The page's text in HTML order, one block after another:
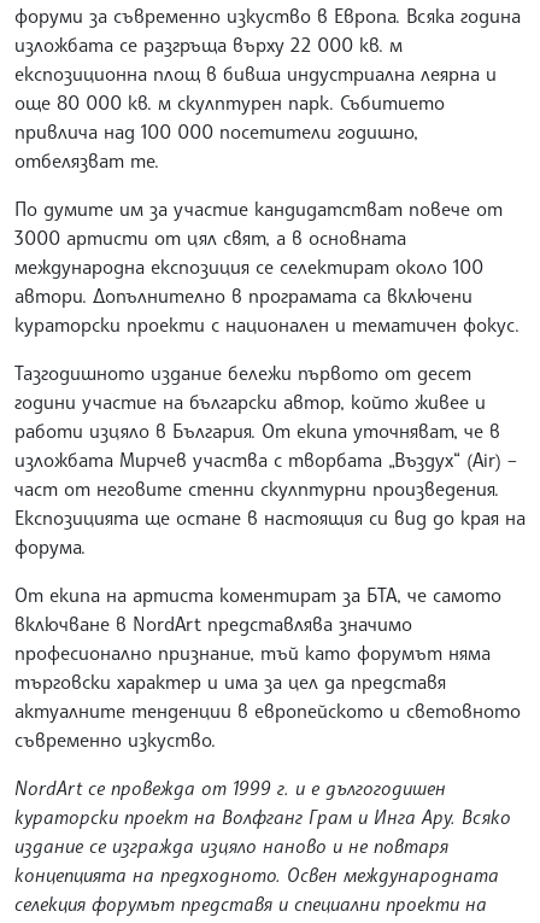
форуми за съвременно изкуство в Европа. Всяка година
изложбата се разгръща върху 22 000 кв. м
експозиционна площ в бивша индустриална леярна и
още 80 000 кв. м скулптурен парк. Събитието
привлича над 100 000 посетители годишно,
отбелязват те.
По думите им за участие кандидатстват повече от
3000 артисти от цял свят, а в основната
международна експозиция се селектират около 100
автори. Допълнително в програмата са включени
кураторски проекти с национален и тематичен фокус.
Тазгодишното издание бележи първото от десет
години участие на български автор, който живее и
работи изцяло в България. От екипа уточняват, че в
изложбата Мирчев участва с творбата „Въздух“ (Air) –
част от неговите стенни скулптурни произведения.
Експозицията ще остане в настоящия си вид до края на
форума.
От екипа на артиста коментират за БТА, че самото
включване в NordArt представлява значимо
професионално признание, тъй като форумът няма
търговски характер и има за цел да представя
актуалните тенденции в европейското и световното
съвременно изкуство.
NordArt се провежда от 1999 г. и е дългогодишен
кураторски проект на Волфганг Грам и Инга Ару. Всяко
издание се изгражда изцяло наново и не повтаря
концепцията на предходното. Освен международната
селекция форумът представя и специални проекти на